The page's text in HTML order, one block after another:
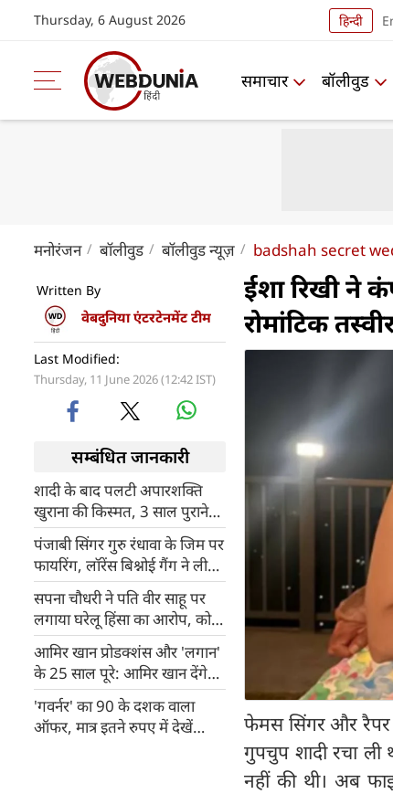
Thursday, 6 August 2026 हिन्दी
समाचार बॉलीवुड
मनोरंजन बॉलीवुड बॉलीवुड न्यूज़ badshah secret
Written By
वेबदुनिया एंटरटेनमेंट टीम
Last Modified:
Thursday, 11 June 2026 (12:42 IST)
सम्बंधित जानकारी
शादी के बाद पलटी अपारशक्ति
खुराना की किस्मत, 3 साल पुराने
मैसेजेस का अचानक आया जवाब!
पंजाबी सिंगर गुरु रंधावा के जिम पर
फायरिंग, लॉरेंस बिश्नोई गैंग ने ली
जिम्मेदारी, सलमान खान से जोड़ा
कनेक्शन!
सपना चौधरी ने पति वीर साहू पर
लगाया घरेलू हिंसा का आरोप, कोर्ट
ने दी सुरक्षा
आमिर खान प्रोडक्शंस और 'लगान'
के 25 साल पूरे: आमिर खान देंगे
ग्रैंड पार्टी, पूरी कास्ट और क्रू होगी
शामिल
'गवर्नर' का 90 के दशक वाला
ऑफर, मात्र इतने रुपए में देखें
ईशा रिखी ने
रोमांटिक
फेमस सिंगर और रैपर
गुपचुप शादी रचा ली
नहीं की थी। अब